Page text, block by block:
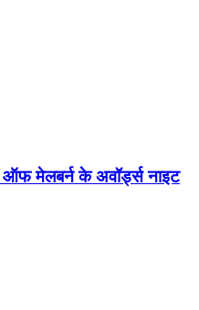
ऑफ मेलबर्न के अवॉर्ड्स नाइट